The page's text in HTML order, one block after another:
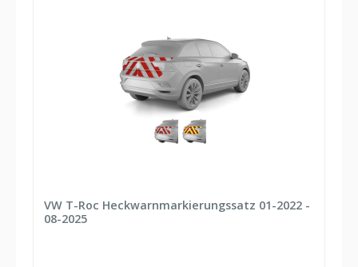
VW T-Roc Heckwarnmarkierungssatz 01-2022 -
08-2025